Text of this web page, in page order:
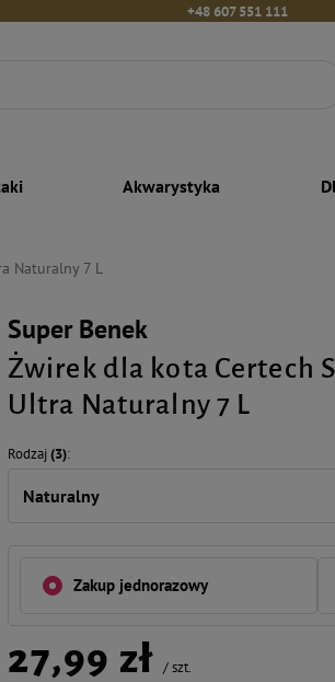
+48 607 551 111
Akwarystyka
Naturalny 7 L
Super Benek
Żwirek dla kota Certech
Ultra Naturalny 7 L
Rodzaj(3)
Naturalny
Zakup jednorazowy
27,99 zł /szt.